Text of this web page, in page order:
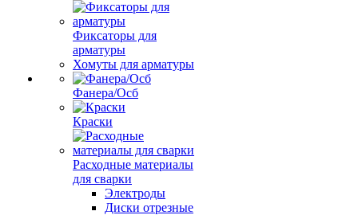
Фиксаторы для
арматуры
Хомуты для арматуры
Фанера/Осб
Краски
Расходные материалы
для сварки
Электроды
Диски отрезные